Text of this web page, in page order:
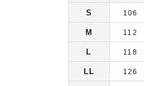
S 106
M 112
L 118
LL 126